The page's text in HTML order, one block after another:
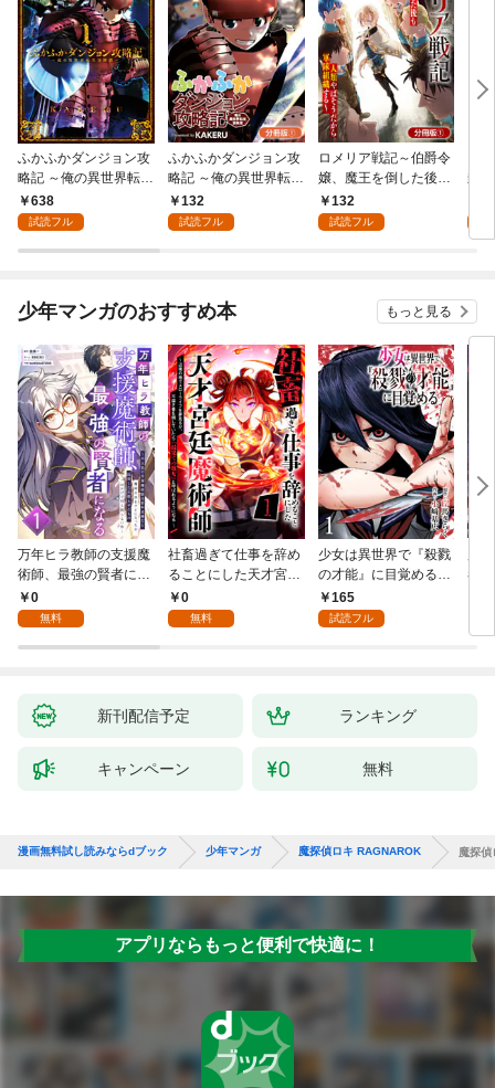
ふかふかダンジョン攻
略記 ～俺の異世界転生
冒険譚～ 1巻
638
試読フル
ふかふかダンジョン攻
略記 ～俺の異世界転生
冒険譚～【分冊版】 1
巻
132
試読フル
ロメリア戦記～伯爵令
嬢、魔王を倒した後も
人類やばそうだから軍
隊組織する～【分冊
132
試読フル
封
少年マンガのおすすめ本 もっと見る
万年ヒラ教師の支援魔
術師、最強の賢者にな
る～不人気の支援魔術
師は給料泥棒だと魔術
が、出世した元教え子
0
無料
社畜過ぎて仕事を辞め
ることにした天才宮廷
魔術師～辺境の地でス
ローライフを夢見る
0
無料
少女は異世界で『殺戮
の才能』に目覚める
(話売り) #1
165
試読フル
者
新刊配信予定 ランキング
キャンペーン 無料
漫画無料試し読みならdブック 少年マンガ 魔探偵ロキ RAGNAROK 魔探
アプリならもっと便利で快適に！